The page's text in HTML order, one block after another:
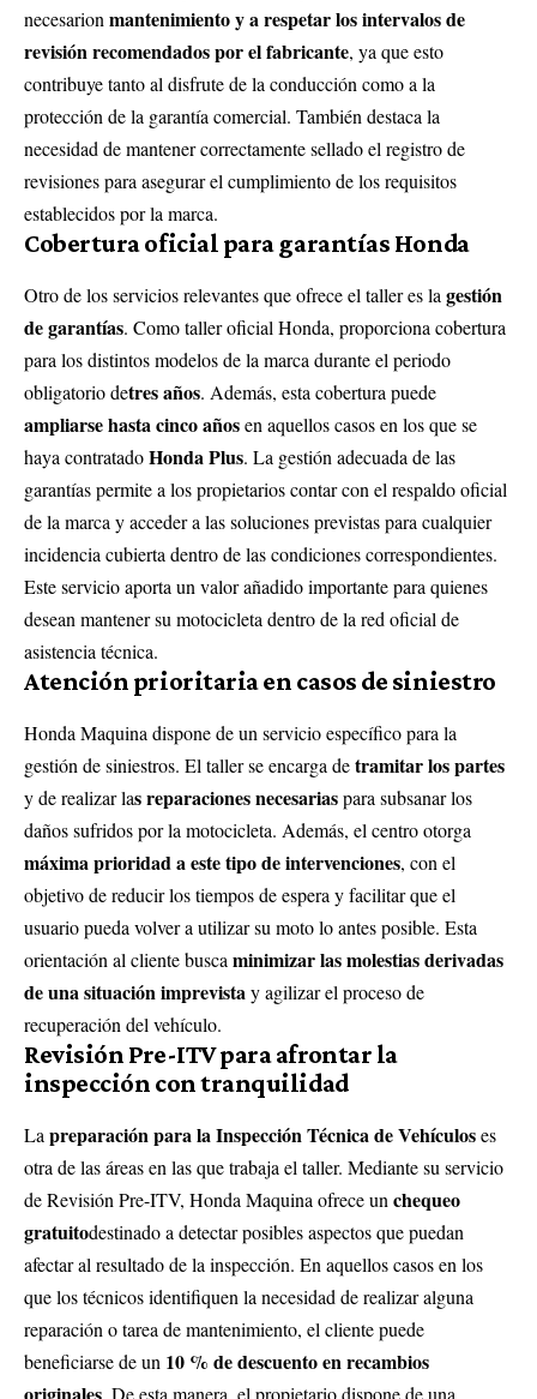
necesarion mantenimiento y a respetar los intervalos de
revisión recomendados por el fabricante, ya que esto
contribuye tanto al disfrute de la conducción como a la
protección de la garantía comercial. También destaca la
necesidad de mantener correctamente sellado el registro de
revisiones para asegurar el cumplimiento de los requisitos
establecidos por la marca.
Cobertura oficial para garantías Honda
Otro de los servicios relevantes que ofrece el taller es la gestión
de garantías. Como taller oficial Honda, proporciona cobertura
para los distintos modelos de la marca durante el periodo
obligatorio detres años. Además, esta cobertura puede
ampliarse hasta cinco añosen aquellos casos en los que se
haya contratadoHonda Plus. La gestión adecuada de las
garantías permite a los propietarios contar con el respaldo oficial
de la marca y acceder a las soluciones previstas para cualquier
incidencia cubierta dentro de las condiciones correspondientes.
Este servicio aporta un valor añadido importante para quienes
desean mantener su motocicleta dentro de la red oficial de
asistencia técnica.
Atención prioritaria en casos de siniestro
Honda Maquina dispone de un servicio específico para la
gestión de siniestros. El taller se encarga detramitar los partes
y de realizar las reparaciones necesariaspara subsanar los
daños sufridos por la motocicleta. Además, el centro otorga
máxima prioridad a este tipo de intervenciones, con el
objetivo de reducir los tiempos de espera y facilitar que el
usuario pueda volver a utilizar su moto lo antes posible. Esta
orientación al cliente buscaminimizar las molestias derivadas
de una situación imprevistay agilizar el proceso de
recuperación del vehículo.
Revisión Pre-ITV para afrontar la
inspección con tranquilidad
Lapreparación para la Inspección Técnica de Vehículoses
otra de las áreas en las que trabaja el taller. Mediante su servicio
de Revisión Pre-ITV, Honda Maquina ofrece unchequeo
gratuitodestinado a detectar posibles aspectos que puedan
afectar al resultado de la inspección. En aquellos casos en los
que los técnicos identifiquen la necesidad de realizar alguna
reparación o tarea de mantenimiento, el cliente puede
beneficiarse de un 10 % de descuento en recambios